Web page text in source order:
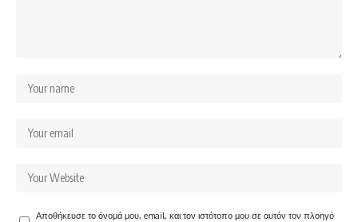
Αποθήκευσε το όνομά μου, email, και τον ιστότοπο μου σε αυτόν τον πλοηγό